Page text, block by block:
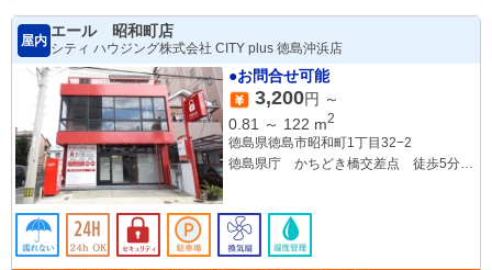
屋内
エール 昭和町店
シティ ハウジング株式会社 CITY plus 徳島沖浜店
●お問合せ可能
3,200円 ～
0.81
～ 122 m2
徳島県徳島市昭和町1丁目32−2
徳島県庁 かちどき橋交差点 徒歩5分圏